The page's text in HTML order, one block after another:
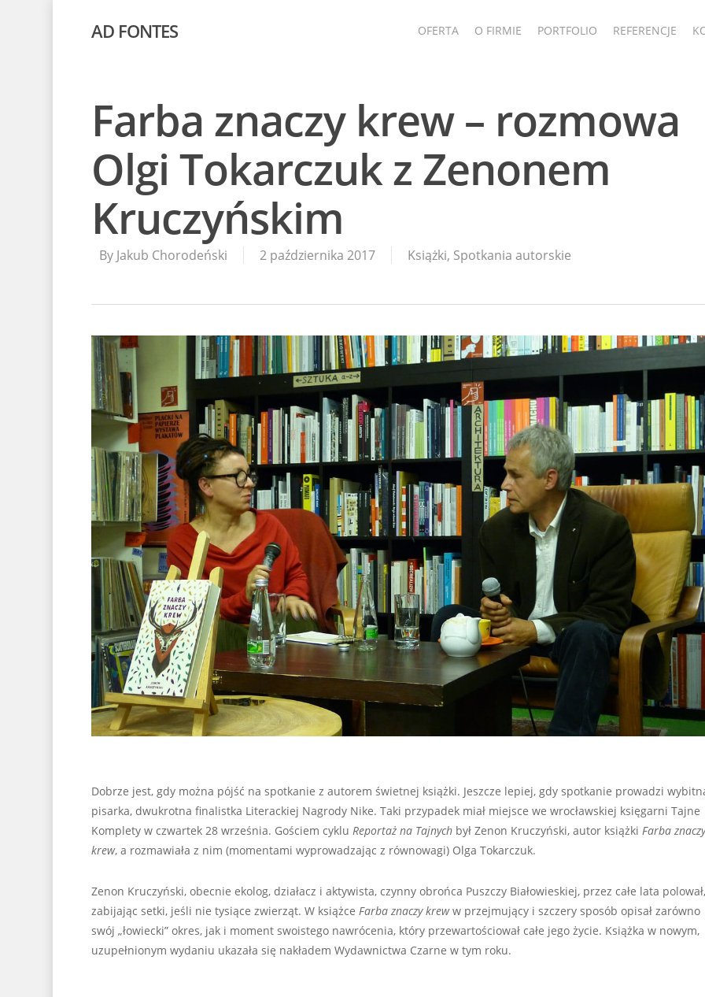
AD FONTES OFERTA O FIRMIE PORTFOLIO REFERENCJE
Farba znaczy krew – rozmowa
Olgi Tokarczuk z Zenonem
Kruczyńskim
By Jakub Chorodeński 2 października 2017 Książki, Spotkania autorskie
Dobrze jest, gdy można pójść na spotkanie z autorem świetnej książki. Jeszcze lepiej, gdy spotkanie prowadzi
pisarka, dwukrotna finalistka Literackiej Nagrody Nike. Taki przypadek miał miejsce we wrocławskiej księgarni Tajne
Komplety w czwartek 28 września. Gościem cyklu Reportaż na Tajnych był Zenon Kruczyński, autor książki Farba znaczy
krew, a rozmawiała z nim (momentami wyprowadzając z równowagi) Olga Tokarczuk.
Zenon Kruczyński, obecnie ekolog, działacz i aktywista, czynny obrońca Puszczy Białowieskiej, przez całe lata polował,
zabijając setki, jeśli nie tysiące zwierząt. W książce Farba znaczy kreww przejmujący i szczery sposób opisał zarówno
swój „łowiecki” okres, jak i moment swoistego nawrócenia, który przewartościował całe jego życie. Książka w nowym,
uzupełnionym wydaniu ukazała się nakładem Wydawnictwa Czarne w tym roku.